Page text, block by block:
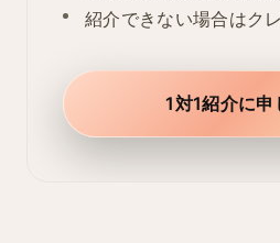
紹介できない場合はク
1対1紹介に申